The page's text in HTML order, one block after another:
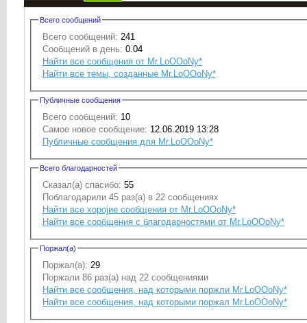
Всего сообщений
Всего сообщений: 241
Сообщений в день: 0.04
Найти все сообщения от Mr.LoOOoNy*
Найти все темы, созданные Mr.LoOOoNy*
Публичные сообщения
Всего сообщений: 10
Самое новое сообщение: 12.06.2019 13:28
Публичные сообщения для Mr.LoOOoNy*
Всего благодарностей
Сказал(а) спасибо: 55
Поблагодарили 45 раз(а) в 22 сообщениях
Найти все хоројие сообщения от Mr.LoOOoNy*
Найти все сообщения с благодарностями от Mr.LoOOoNy*
Поржал(а)
Поржал(а): 29
Поржали 86 раз(а) над 22 сообщениями
Найти все сообщения, над которыми поржли Mr.LoOOoNy*
Найти все сообщения, над которыми поржал Mr.LoOOoNy*